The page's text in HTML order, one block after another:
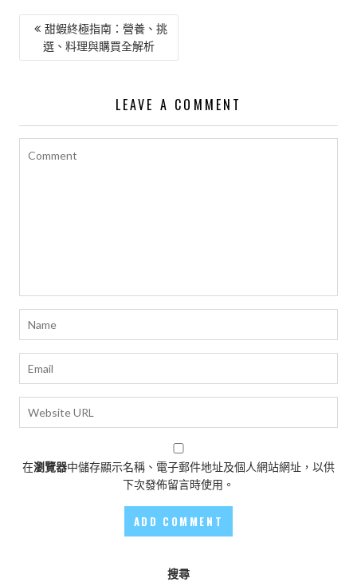
文 甜蝦終極指南：營養、挑
選、料理與購買全解析
LEAVE A COMMENT
在瀏覽器中儲存顯示名稱、電子郵件地址及個人網站網址，以供
下次發佈留言時使用。
搜尋